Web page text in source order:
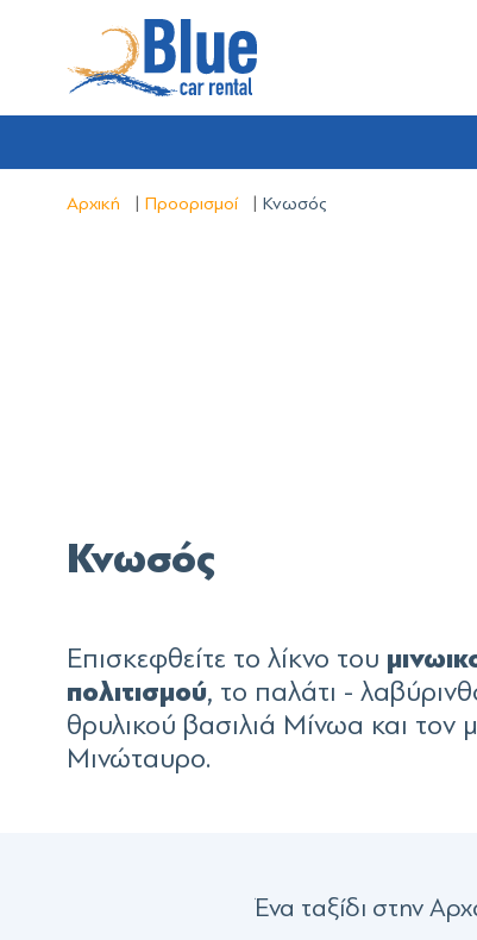
Αρχική Προορισμοί Κνωσός
Κνωσός
Επισκεφθείτε το λίκνο του
πολιτισμού, το παλάτι -
θρυλικού βασιλιά Μίνωα και τον
Μινώταυρο.
Ένα ταξίδι στην